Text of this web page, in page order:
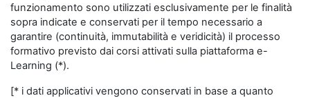
funzionamento sono utilizzati esclusivamente per le finalità
sopra indicate e conservati per il tempo necessario a
garantire (continuità, immutabilità e veridicità) il processo
formativo previsto dai corsi attivati sulla piattaforma e-
Learning (*).
[* i dati applicativi vengono conservati in base a quanto